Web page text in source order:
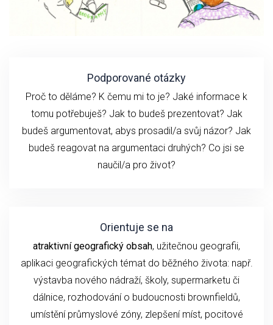
Podporované otázky
Proč to děláme? K čemu mi to je? Jaké informace k
tomu potřebuješ? Jak to budeš prezentovat? Jak
budeš argumentovat, abys prosadil/a svůj názor? Jak
budeš reagovat na argumentaci druhých? Co jsi se
naučil/a pro život?
Orientuje se na
atraktivní geografický obsah, užitečnou geografii,
aplikaci geografických témat do běžného života: např.
výstavba nového nádraží, školy, supermarketu či
dálnice, rozhodování o budoucnosti brownfieldů,
umístění průmyslové zóny, zlepšení míst, pocitové